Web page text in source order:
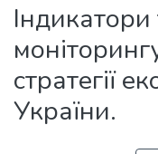
стратегії
України.